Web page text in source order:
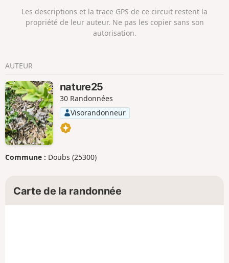
Les descriptions et la trace GPS de ce circuit restent la
propriété de leur auteur. Ne pas les copier sans son
autorisation.
AUTEUR
nature25
30 Randonnées
Visorandonneur
Commune : Doubs (25300)
Carte de la randonnée